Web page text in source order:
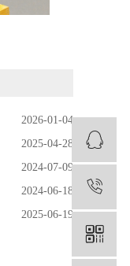
2026-01-04
2025-04-28
2024-07-09
2024-06-18
2025-06-19